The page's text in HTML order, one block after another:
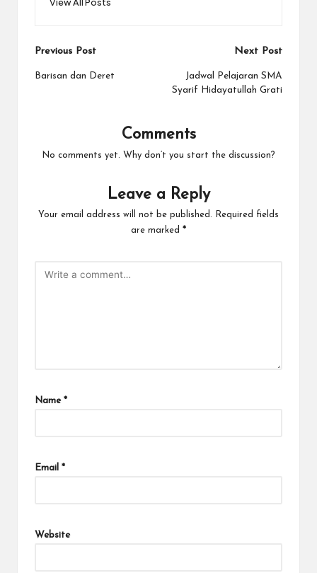
Post
navigation
Previous Post
Barisan dan Deret
Next Post
Jadwal Pelajaran SMA
Syarif Hidayatullah Grati
Comments
No comments yet. Why don’t you start the discussion?
Leave a Reply
Your email address will not be published.
Required fields
are marked *
Name *
Email *
Website